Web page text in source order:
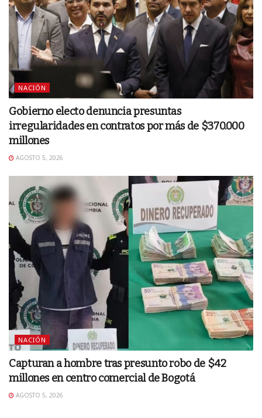
NACIÓN
Gobierno electo denuncia presuntas
irregularidades en contratos por más de $370.000
millones
AGOSTO 5, 2026
NACIÓN
Capturan a hombre tras presunto robo de $42
millones en centro comercial de Bogotá
AGOSTO 5, 2026